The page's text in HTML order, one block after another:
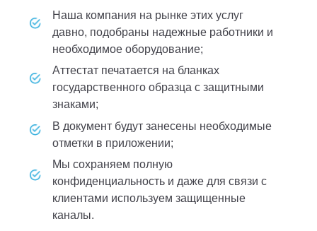
наша компания на рынке этих услуг
давно, подобраны надежные работники и
необходимое оборудование;
аттестат печатается на бланках
государственного образца с защитными
знаками;
в документ будут занесены необходимые
отметки в приложении;
мы сохраняем полную
конфиденциальность и даже для связи с
клиентами используем защищенные
каналы.